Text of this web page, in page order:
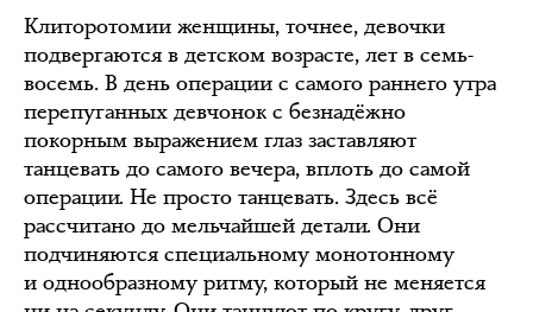
Клиторотомии женщины, точнее, девочки
подвергаются в детском возрасте, лет в семь-
восемь. В день операции с самого раннего утра
перепуганных девчонок с безнадёжно
покорным выражением глаз заставляют
танцевать до самого вечера, вплоть до самой
операции. Не просто танцевать. Здесь всё
рассчитано до мельчайшей детали. Они
подчиняются специальному монотонному
и однообразному ритму, который не меняется